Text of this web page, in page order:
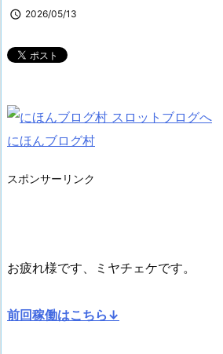
 2026/05/13
にほんブログ村
スポンサーリンク
お疲れ様です、ミヤチェケです。
前回稼働はこちら↓